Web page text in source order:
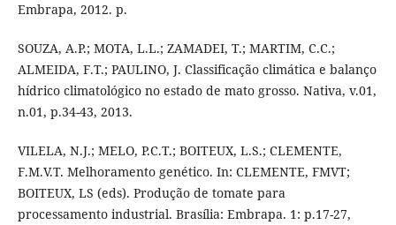
Embrapa, 2012. p.
SOUZA, A.P.; MOTA, L.L.; ZAMADEI, T.; MARTIM, C.C.;
ALMEIDA, F.T.; PAULINO, J. Classificação climática e balanço
hídrico climatológico no estado de mato grosso. Nativa, v.01,
n.01, p.34-43, 2013.
VILELA, N.J.; MELO, P.C.T.; BOITEUX, L.S.; CLEMENTE,
F.M.V.T. Melhoramento genético. In: CLEMENTE, FMVT;
BOITEUX, LS (eds). Produção de tomate para
processamento industrial. Brasília: Embrapa. 1: p.17-27,